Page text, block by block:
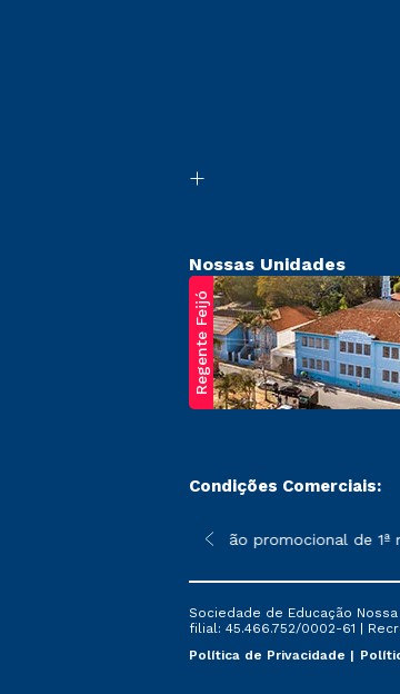
Nossas Unidades
Regente Feijó
Condições Comerciais:
sofrer alterações nos períodos de
*A condição promocional de 1ª
Sociedade de Educação
filial: 45.466.752/0002-61 |
Política de Privacidade